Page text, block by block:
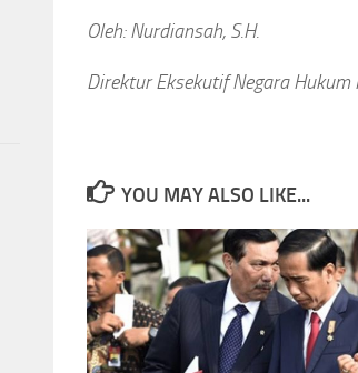
Oleh: Nurdiansah, S.H.
Direktur Eksekutif Negara Hukum
YOU MAY ALSO LIKE...